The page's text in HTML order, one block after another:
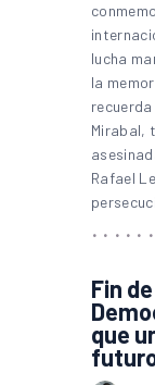
lucha
la
Mirabal,
Rafael
Fin
que